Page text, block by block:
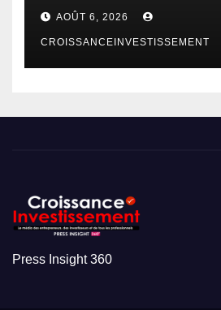
AOÛT 6, 2026
CROISSANCEINVESTISSEMENT
Press Insight 360